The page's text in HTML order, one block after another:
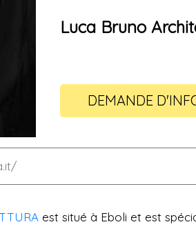
Luca Bruno
DEMANDE
est situé à Eboli et est